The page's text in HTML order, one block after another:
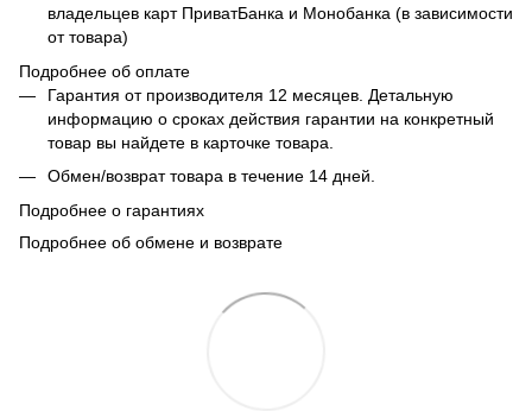
владельцев карт ПриватБанка и Монобанка (в зависимости
от товара)
Подробнее об оплате
Гарантия от производителя 12 месяцев. Детальную
информацию о сроках действия гарантии на конкретный
товар вы найдете в карточке товара.
Обмен/возврат товара в течение 14 дней.
Подробнее о гарантиях
Подробнее об обмене и возврате